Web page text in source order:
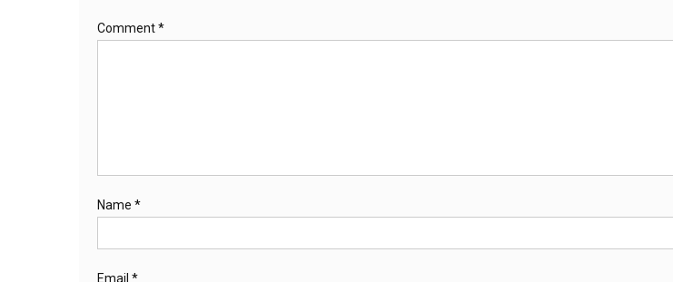
Comment*
Name *
Email *